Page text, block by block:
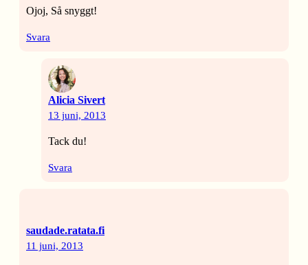
Ojoj, Så snyggt!
Svara
Alicia Sivert
13 juni, 2013
Tack du!
Svara
saudade.ratata.fi
11 juni, 2013